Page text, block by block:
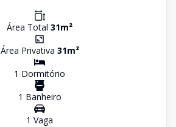
Área Total 31m²
Área Privativa 31m²
1 Dormitório
1 Banheiro
1 Vaga